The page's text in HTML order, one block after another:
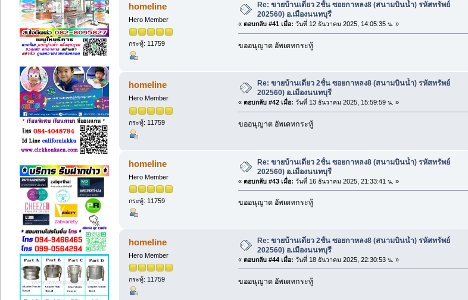
homeline
Hero Member
กระทู้: 11759
Re: ขายบ้านเดี่ยว 2ชั้น ซอยกาหลง8 (สนามบินน้ำ) รหัสทรัพย์
202560) อ.เมืองนนทบุรี
« ตอบกลับ #41 เมื่อ: วันที่ 12 ธันวาคม 2025, 14:05:35 น. »
ขออนุญาต อัพเดทกระทู้
homeline
Hero Member
กระทู้: 11759
Re: ขายบ้านเดี่ยว 2ชั้น ซอยกาหลง8 (สนามบินน้ำ) รหัสทรัพย์
202560) อ.เมืองนนทบุรี
« ตอบกลับ #42 เมื่อ: วันที่ 13 ธันวาคม 2025, 15:59:59 น. »
ขออนุญาต อัพเดทกระทู้
homeline
Hero Member
กระทู้: 11759
Re: ขายบ้านเดี่ยว 2ชั้น ซอยกาหลง8 (สนามบินน้ำ) รหัสทรัพย์
202560) อ.เมืองนนทบุรี
« ตอบกลับ #43 เมื่อ: วันที่ 16 ธันวาคม 2025, 21:33:41 น. »
ขออนุญาต อัพเดทกระทู้
homeline
Hero Member
กระทู้: 11759
Re: ขายบ้านเดี่ยว 2ชั้น ซอยกาหลง8 (สนามบินน้ำ) รหัสทรัพย์
202560) อ.เมืองนนทบุรี
« ตอบกลับ #44 เมื่อ: วันที่ 18 ธันวาคม 2025, 22:30:53 น. »
ขออนุญาต อัพเดทกระทู้